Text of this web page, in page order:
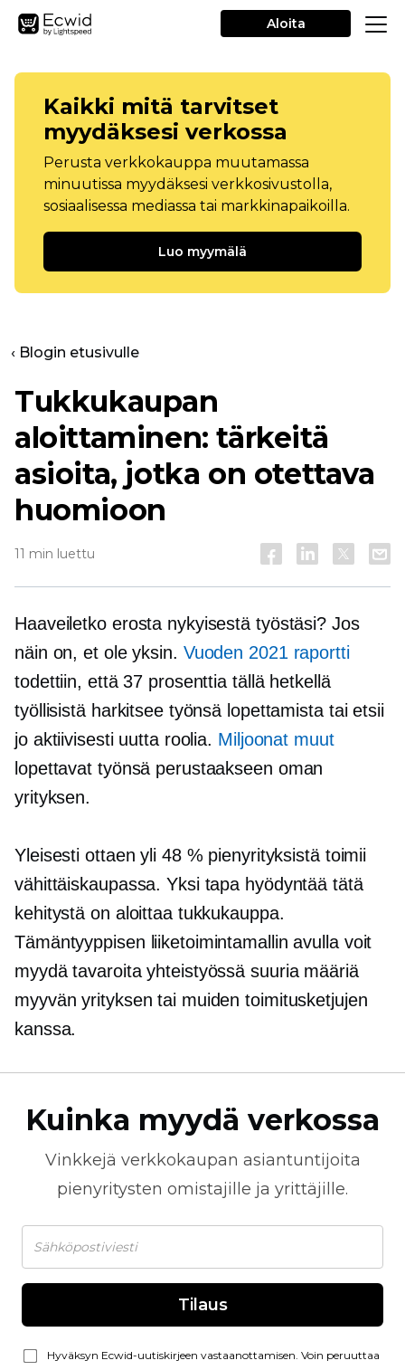
Aloita
Kaikki mitä tarvitset
myydäksesi verkossa
Perusta verkkokauppa muutamassa
minuutissa myydäksesi verkkosivustolla,
sosiaalisessa mediassa tai markkinapaikoilla.
Luo myymälä
‹ Blogin etusivulle
Tukkukaupan
aloittaminen: tärkeitä
asioita, jotka on otettava
huomioon
11 min luettu
Haaveiletko erosta nykyisestä työstäsi? Jos
näin on, et ole yksin. Vuoden 2021 raportti
todettiin, että 37 prosenttia tällä hetkellä
työllisistä harkitsee työnsä lopettamista tai etsii
jo aktiivisesti uutta roolia. Miljoonat muut
lopettavat työnsä perustaakseen oman
yrityksen.
Yleisesti ottaen yli 48 % pienyrityksistä toimii
vähittäiskaupassa. Yksi tapa hyödyntää tätä
kehitystä on aloittaa tukkukauppa.
Tämäntyyppisen liiketoimintamallin avulla voit
myydä tavaroita yhteistyössä suuria määriä
myyvän yrityksen tai muiden toimitusketjujen
kanssa.
Kuinka myydä verkossa
Vinkkejä verkkokaupan asiantuntijoita
pienyritysten omistajille ja yrittäjille.
Tilaus
Hyväksyn Ecwid-uutiskirjeen vastaanottamisen. Voin peruuttaa